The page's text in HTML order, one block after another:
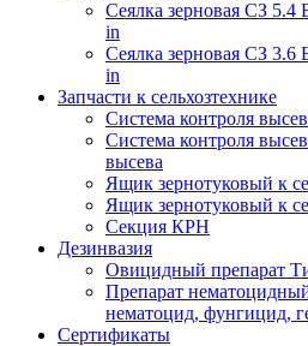
Сеялка зерновая СЗ 5.4
in
Сеялка зерновая СЗ 3.6
in
Запчасти к сельхозтехнике
Система контроля
Система контроля
высева
Ящик зернотуковый к
Ящик зернотуковый к
Секция КРН
Дезинвазия
Овицидный препарат
Препарат
нематоцид, фунгицид,
Сертификаты